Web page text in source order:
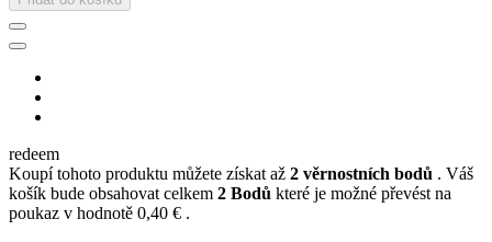
redeem
Koupí tohoto produktu můžete získat až 2 věrnostních bodů . Váš
košík bude obsahovat celkem 2 Bodů které je možné převést na
poukaz v hodnotě 0,40 € .